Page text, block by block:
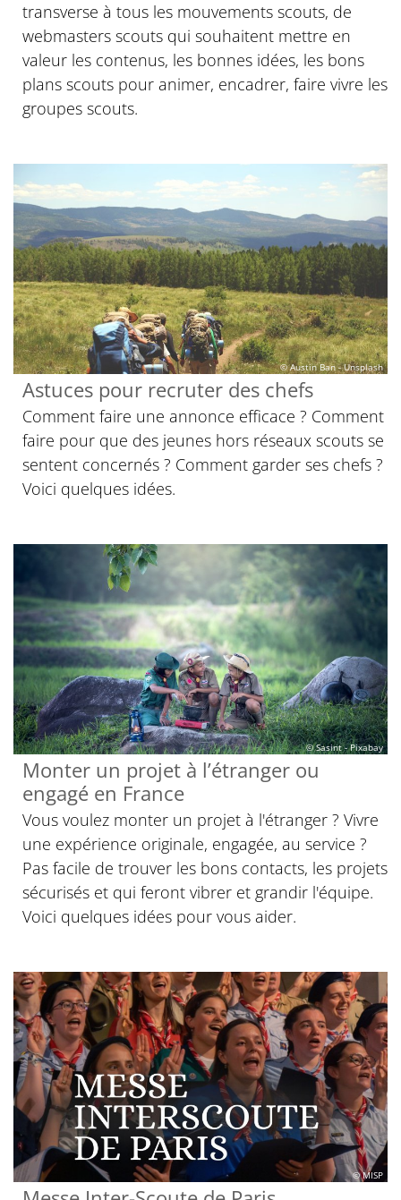
transverse à tous les mouvements scouts, de
webmasters scouts qui souhaitent mettre en
valeur les contenus, les bonnes idées, les bons
plans scouts pour animer, encadrer, faire vivre les
groupes scouts.
© Austin Ban - Unsplash
Astuces pour recruter des chefs
Comment faire une annonce efficace ? Comment
faire pour que des jeunes hors réseaux scouts se
sentent concernés ? Comment garder ses chefs ?
Voici quelques idées.
© Sasint - Pixabay
Monter un projet à l’étranger ou
engagé en France
Vous voulez monter un projet à l'étranger ? Vivre
une expérience originale, engagée, au service ?
Pas facile de trouver les bons contacts, les projets
sécurisés et qui feront vibrer et grandir l'équipe.
Voici quelques idées pour vous aider.
© MISP